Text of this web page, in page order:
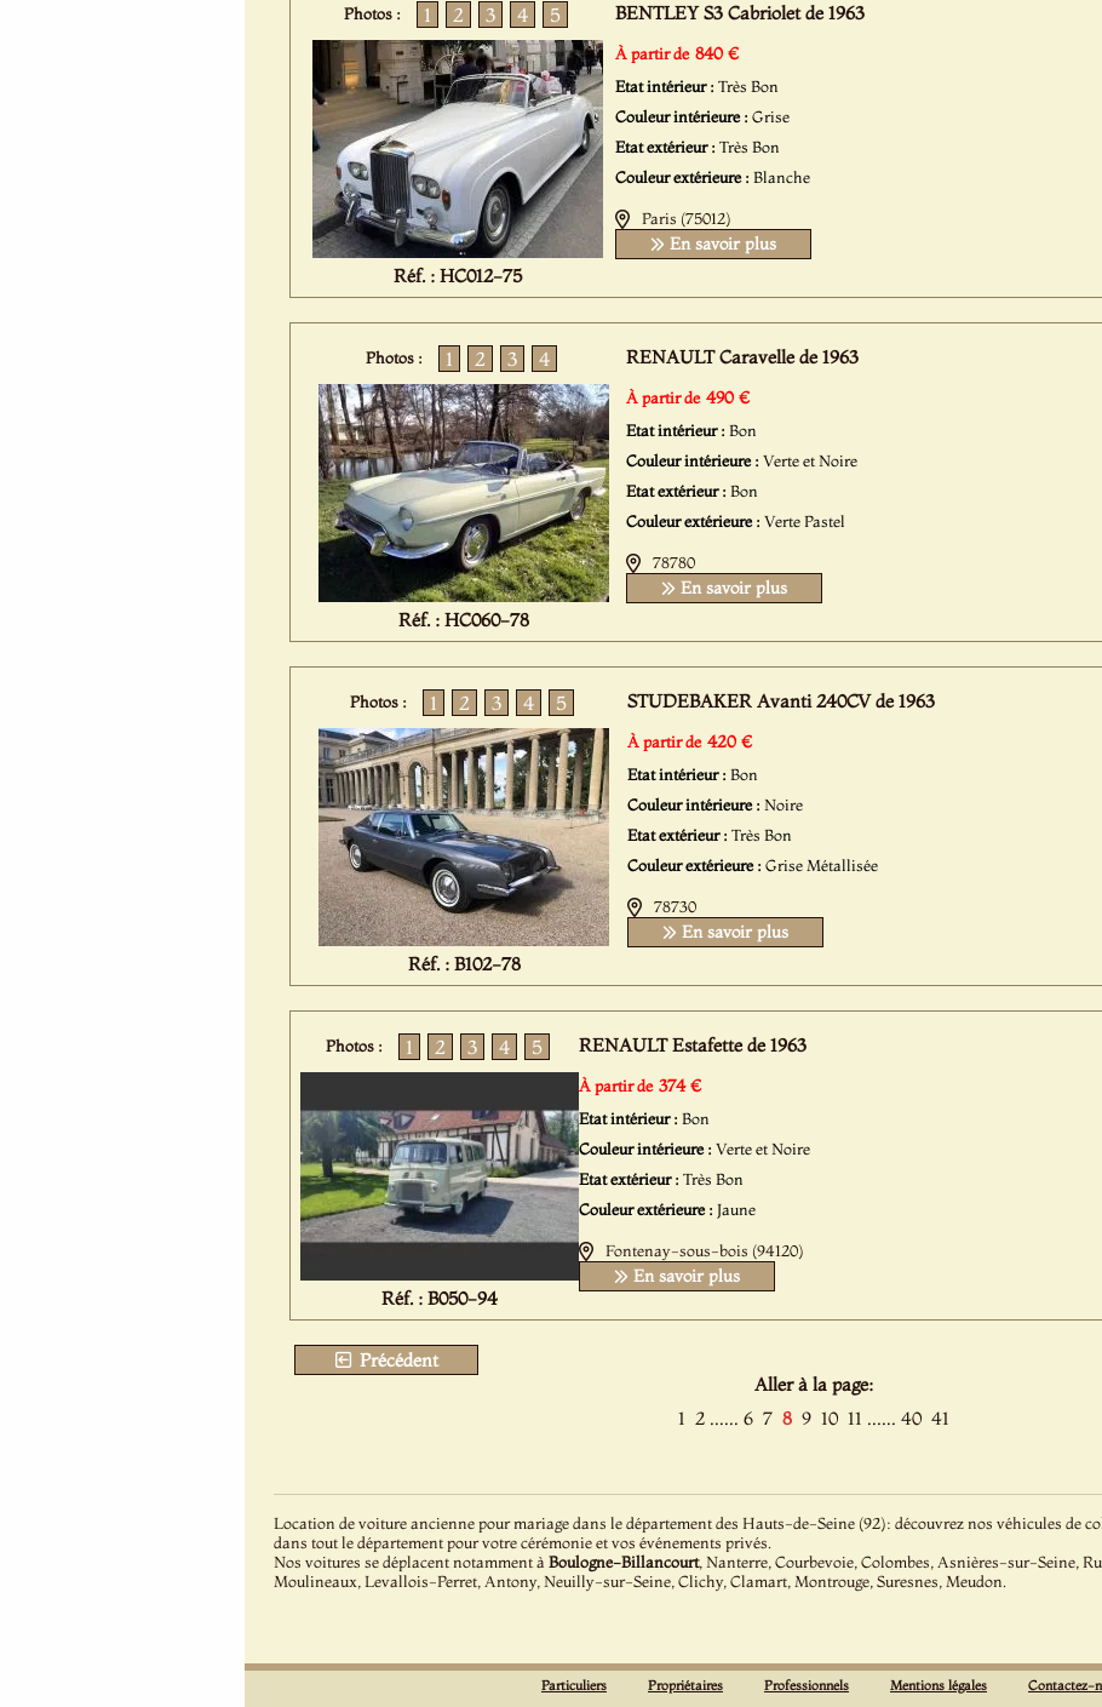
Photos : 1 2 3 4 5
Réf. : HC012-75
BENTLEY S3 Cabriolet de 1963
À partir de 840 €
Etat intérieur :Très Bon
Couleur intérieure :Grise
Etat extérieur :Très Bon
Couleur extérieure :Blanche
Paris (75012)
En savoir plus
Photos : 1 2 3 4
Réf. : HC060-78
RENAULT Caravelle de 1963
À partir de 490 €
Etat intérieur :Bon
Couleur intérieure :Verte et Noire
Etat extérieur :Bon
Couleur extérieure :Verte Pastel
78780
En savoir plus
Photos : 1 2 3 4 5
Réf. : B102-78
STUDEBAKER Avanti 240CV de 1963
À partir de 420 €
Etat intérieur :Bon
Couleur intérieure :Noire
Etat extérieur :Très Bon
Couleur extérieure :Grise Métallisée
78730
En savoir plus
Photos : 1 2 3 4 5
Réf. : B050-94
RENAULT Estafette de 1963
À partir de 374 €
Etat intérieur : Bon
Couleur intérieure : Verte et Noire
Etat extérieur : Très Bon
Couleur extérieure : Jaune
Fontenay-sous-bois (94120)
En savoir plus
Précédent
Aller à la page:
1 2 ...... 6 7 8 9 10 11 ...... 40 41
Location de voiture ancienne pour mariage dans le département des Hauts-de-Seine (92): découvrez nos véhicules de
dans tout le département pour votre cérémonie et vos événements privés.
Nos voitures se déplacent notamment à Boulogne-Billancourt, Nanterre, Courbevoie, Colombes, Asnières-sur-Seine,
Moulineaux, Levallois-Perret, Antony, Neuilly-sur-Seine, Clichy, Clamart, Montrouge, Suresnes, Meudon.
Particuliers Propriétaires Professionnels Mentions légales Contactez-